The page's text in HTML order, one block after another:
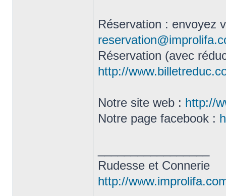
Réservation : envoyez
Réservation (avec
http://
Notre site web : http://
Notre page facebook :
Rudesse et Connerie
http://